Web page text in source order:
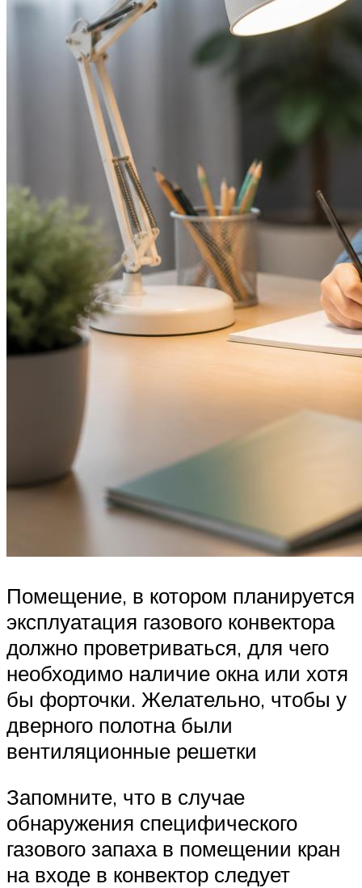
Помещение, в котором планируется
эксплуатация газового конвектора
должно проветриваться, для чего
необходимо наличие окна или хотя
бы форточки. Желательно, чтобы у
дверного полотна были
вентиляционные решетки
Запомните, что в случае
обнаружения специфического
газового запаха в помещении кран
на входе в конвектор следует